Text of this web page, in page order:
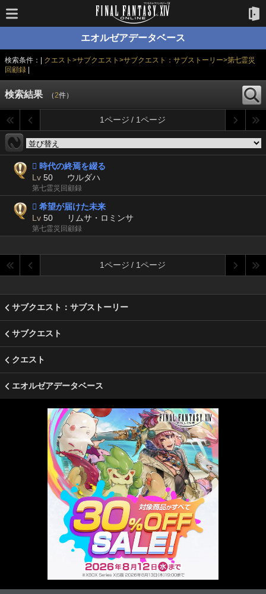
エオルゼアデータベース
検索条件：| クエスト>サブクエスト>サブクエスト：サブストーリー>第七霊災
回顧録|
検索結果 （2件）
1ページ / 1ページ
 時代の終焉を綴る
Lv 50 ウルダハ
第七霊災回顧録
 希望が届けた未来
Lv 50 リムサ・ロミンサ
第七霊災回顧録
1ページ / 1ページ
サブクエスト：サブストーリー
サブクエスト
クエスト
エオルゼアデータベース